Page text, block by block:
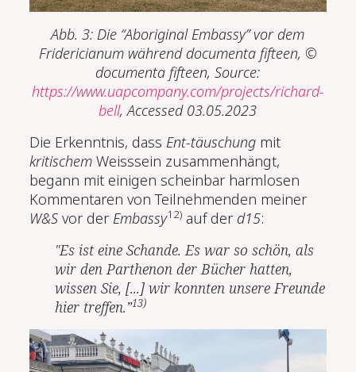
Abb. 3: Die “Aboriginal Embassy” vor dem
Fridericianum während documenta fifteen, ©
documenta fifteen, Source:
https://www.uapcompany.com/projects/richard-
bell, Accessed 03.05.2023
Die Erkenntnis, dass Ent-täuschung mit
kritischem Weisssein zusammenhängt,
begann mit einigen scheinbar harmlosen
Kommentaren von Teilnehmenden meiner
W&S vor der Embassy12) auf der d15:
"Es ist eine Schande. Es war so schön, als
wir den Parthenon der Bücher hatten,
wissen Sie, [...] wir konnten unsere Freunde
hier treffen.”13)